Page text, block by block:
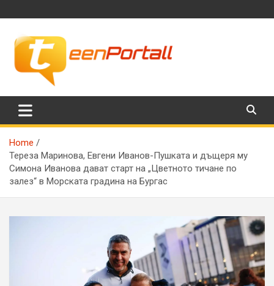
to
TeenPortall
Home
Тереза Маринова, Евгени Иванов-Пушката и дъщеря му
Симона Иванова дават старт на „Цветното тичане по
залез“ в Морската градина на Бургас